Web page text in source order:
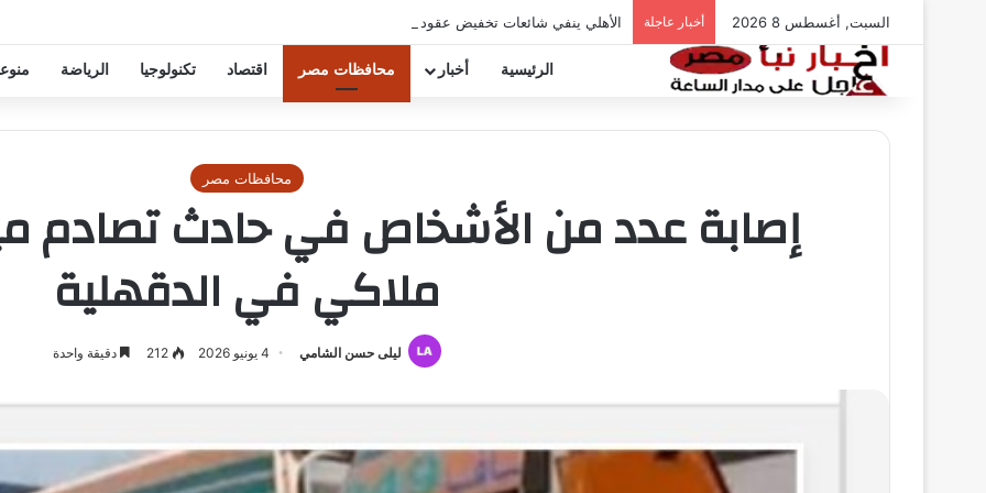
السبت, أغسطس 8 2026 أخبار عاجلة الأهلي ينفي شائعات تخفيض عقود زيزو والشناوي
الرئيسية أخبار محافظات مصر اقتصاد تكنولوجيا الرياضة
محافظات مصر
إصابة عدد من الأشخاص في حادث تصادم
ملاكي في الدقهلية
ليلى حسن الشامي 4 يونيو 2026 212 دقيقة واحدة